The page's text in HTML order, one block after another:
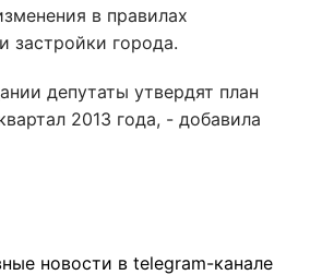
в правилах
застройки города.
депутаты утвердят план
2013 года, - добавила
новости в telegram-канале